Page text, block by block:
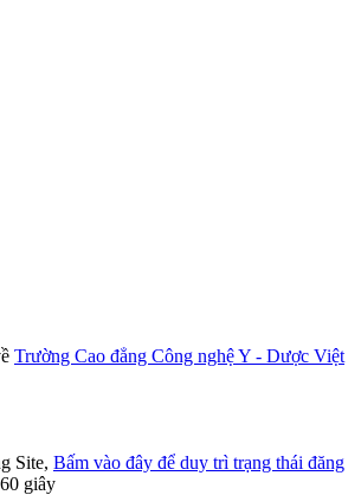
Trường Cao đẳng Công nghệ Y - Dược Việt
Site, Bấm vào đây để duy trì trạng thái đăng
60 giây